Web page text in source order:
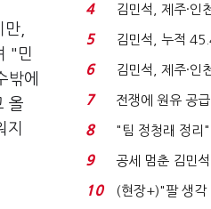
,
"민
밖에
올
지
4
김민석, 제주·
'1위 탈환'(종합
5
김민석, 누적
청래와 격차
6
김민석, 제주·인
위'(1보)...
7
전쟁에 원유 공
에너지안보 핵심
8
"팀 정청래 정
주 최고위원 계
9
공세 멈춘 김민
가 수습"
10
(현장+)"팔 생각